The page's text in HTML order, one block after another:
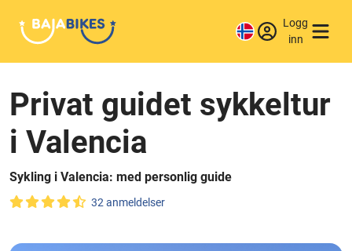
Logg
inn
Privat guidet sykkeltur
i Valencia
Sykling i Valencia: med personlig guide
32 anmeldelser